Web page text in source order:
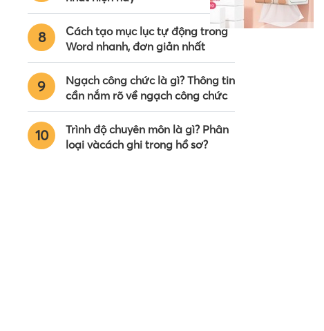
8
Cách tạo mục lục tự động trong
Word nhanh, đơn giản nhất
9
Ngạch công chức là gì? Thông tin
cần nắm rõ về ngạch công chức
10
Trình độ chuyên môn là gì? Phân
loại vàcách ghi trong hồ sơ?